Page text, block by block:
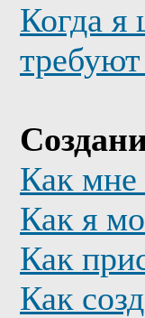
Когда я
Как мне
Как я
Как
Как